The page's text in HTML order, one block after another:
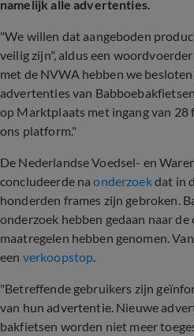
namelijk alle advertenties.
"We willen dat aangeboden
veilig zijn", aldus een
met de NVWA hebben we
advertenties van
op Marktplaats met ingang van
ons platform."
De Nederlandse Voedsel- en
concludeerde naonderzoekdat in
honderden frames zijn gebroken.
onderzoek hebben gedaan naar de
maatregelen hebben genomen.
een verkoopstop.
"Betreffende gebruikers zijn
van hun advertentie. Nieuwe
bakfietsen worden niet meer